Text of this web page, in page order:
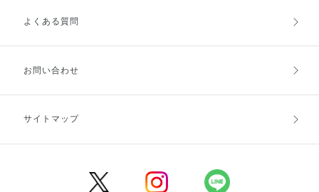
ご利用ガイドトップ
お支払方法
キャンセル・返品・交換
よくある質問
お問い合わせ
サイトマップ